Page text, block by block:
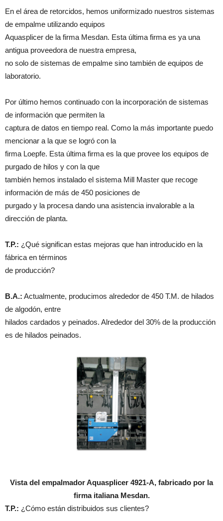
En el área de retorcidos, hemos uniformizado nuestros sistemas
de empalme utilizando equipos
Aquasplicer de la firma Mesdan. Esta última firma es ya una
antigua proveedora de nuestra empresa,
no solo de sistemas de empalme sino también de equipos de
laboratorio.
Por último hemos continuado con la incorporación de sistemas
de información que permiten la
captura de datos en tiempo real. Como la más importante puedo
mencionar a la que se logró con la
firma Loepfe. Esta última firma es la que provee los equipos de
purgado de hilos y con la que
también hemos instalado el sistema Mill Master que recoge
información de más de 450 posiciones de
purgado y la procesa dando una asistencia invalorable a la
dirección de planta.
T.P.: ¿Qué significan estas mejoras que han introducido en la
fábrica en términos
de producción?
B.A.: Actualmente, producimos alrededor de 450 T.M. de hilados
de algodón, entre
hilados cardados y peinados. Alrededor del 30% de la producción
es de hilados peinados.
Vista del empalmador Aquasplicer 4921-A, fabricado por la
firma italiana Mesdan.
T.P.: ¿Cómo están distribuidos sus clientes?